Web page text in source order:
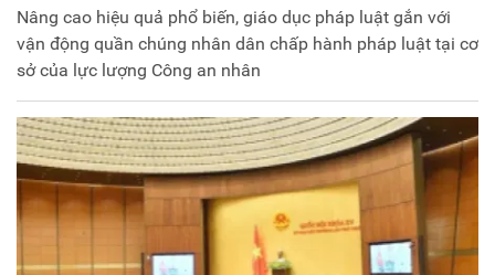
Nâng cao hiệu quả phổ biến, giáo dục pháp luật gắn với
vận động quần chúng nhân dân chấp hành pháp luật tại cơ
sở của lực lượng Công an nhân